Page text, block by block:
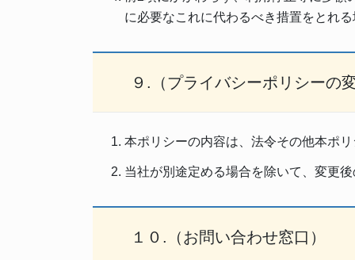
に必要なこれに代わるべき措置をとれ
９.（プライバシーポリシーの
本ポリシーの内容は、法令その他本ポ
当社が別途定める場合を除いて、変更
１０.（お問い合わせ窓口）